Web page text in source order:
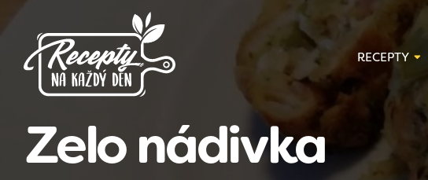
RECEPTY
Zelo nádivka